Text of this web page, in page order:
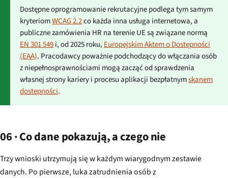
Dostępne oprogramowanie rekrutacyjne podlega tym samym
kryteriomWCAG 2.2co każda inna usługa internetowa, a
publiczne zamówienia HR na terenie UE są związane normą
EN 301 549i, od 2025 roku, Europejskim Aktem o Dostępności
(EAA). Pracodawcy poważnie podchodzący do włączania osób
z niepełnosprawnościami mogą zacząć od sprawdzenia
własnej strony kariery i procesu aplikacji bezpłatnymskanem
dostępności.
06 · Co dane pokazują, a czego nie
Trzy wnioski utrzymują się w każdym wiarygodnym zestawie
danych. Po pierwsze, luka zatrudnienia osób z